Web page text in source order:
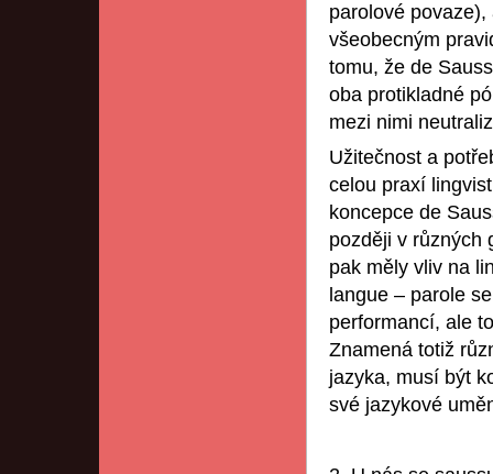
parolové
všeobecným
tomu, že de
oba protikladné
mezi nimi
Užitečnost a
celou praxí
koncepce de
později v různých
pak měly vliv na
langue – parole
performancí, ale
Znamená totiž
jazyka, musí být
své jazykové